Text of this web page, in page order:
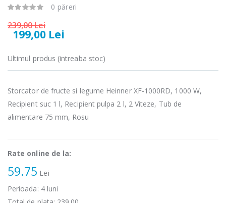
0 păreri
239,00 Lei
199,00 Lei
Ultimul produs (intreaba stoc)
Storcator de fructe si legume Heinner XF-1000RD, 1000 W,
Recipient suc 1 l, Recipient pulpa 2 l, 2 Viteze, Tub de
alimentare 75 mm, Rosu
Rate online de la:
59.75 Lei
Perioada: 4luni
-17%
Cuptor cu
1 499,00 Lei
-33%
Espressor
automat
Heinner ...
-33%
Masina de tocat
NobeLTek ...